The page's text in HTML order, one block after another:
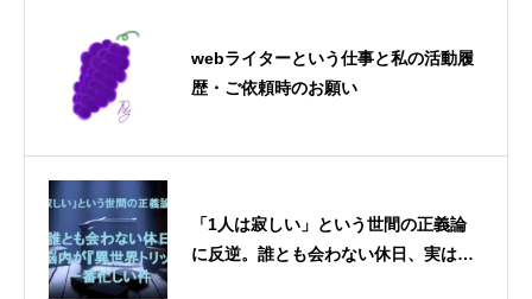
webライターという仕事と私の活動履
歴・ご依頼時のお願い
「1人は寂しい」という世間の正義論
に反逆。誰とも会わない休日、実は脳